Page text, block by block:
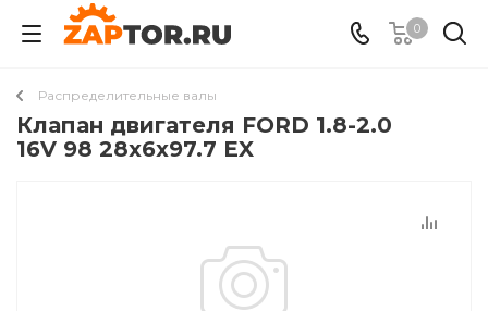
0
Распределительные валы
Клапан двигателя FORD 1.8-2.0
16V 98 28x6x97.7 EX